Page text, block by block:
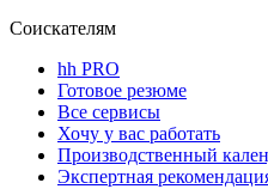
Соискателям
hh PRO
Готовое резюме
Все сервисы
Хочу у вас работать
Производственный
Экспертная